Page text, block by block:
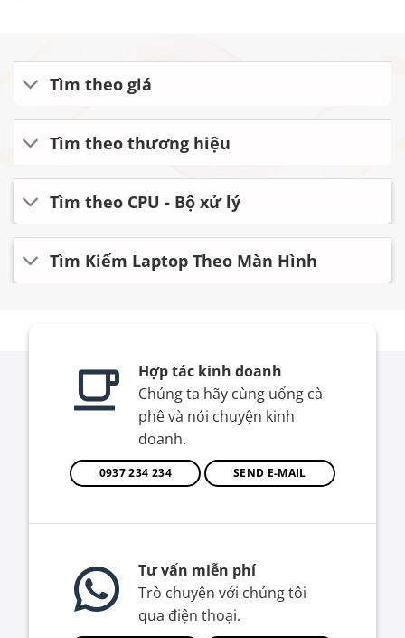
Tìm theo giá
Tìm theo thương hiệu
Tìm theo CPU - Bộ xử lý
Tìm Kiếm Laptop Theo Màn Hình
Hợp tác kinh doanh
Chúng ta hãy cùng uống cà
phê và nói chuyện kinh
doanh.
0937 234 234 SEND E-MAIL
Tư vấn miễn phí
Trò chuyện với chúng tôi
qua điện thoại.